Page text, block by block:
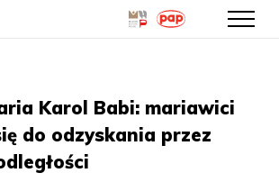
treści
Karol Babi: mariawici
do odzyskania przez